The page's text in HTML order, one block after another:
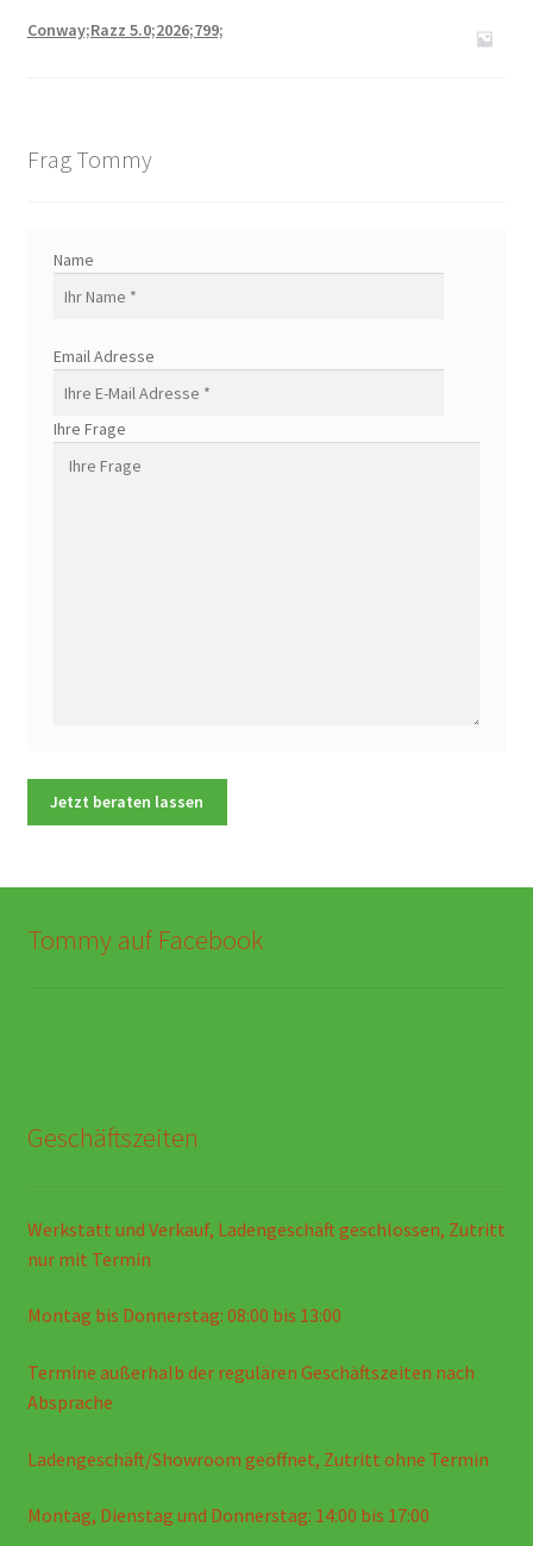
Conway;Razz 5.0;2026;799;
Frag Tommy
Name
Email Adresse
Ihre Frage
Tommy auf Facebook
Geschäftszeiten
Werkstatt und Verkauf, Ladengeschäft geschlossen, Zutritt
nur mit Termin
Montag bis Donnerstag: 08:00 bis 13:00
Termine außerhalb der regulären Geschäftszeiten nach
Absprache
Ladengeschäft/Showroom geöffnet, Zutritt ohne Termin
Montag, Dienstag und Donnerstag: 14:00 bis 17:00